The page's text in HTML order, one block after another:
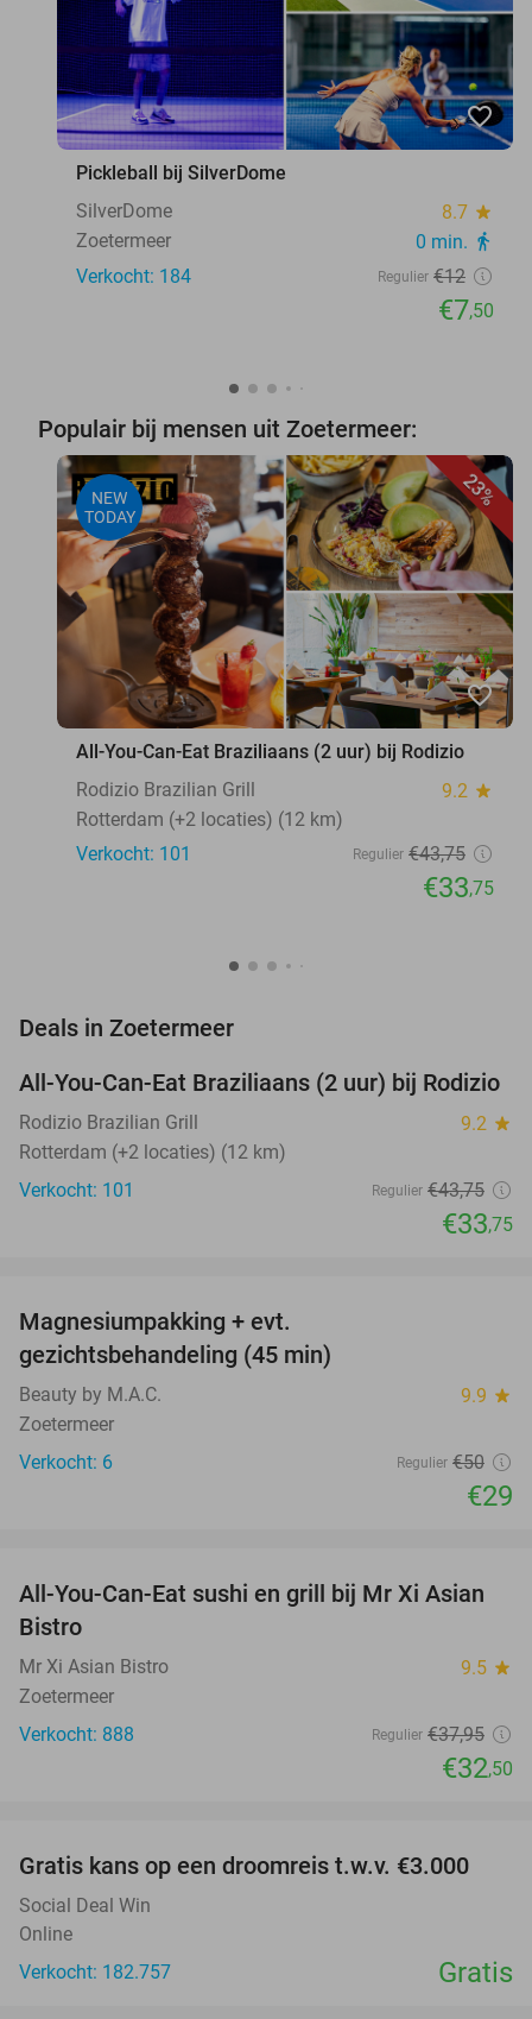
favorite_border
Pickleball bij SilverDome
SilverDome
8.7 star
Zoetermeer 0 min. directions_walk
Verkocht: 184 Regulier €12
€7,50
Populair bij mensen uit Zoetermeer:
23%
NEW
TODAY
favorite_border
All-You-Can-Eat Braziliaans (2 uur) bij Rodizio
Rodizio Brazilian Grill
9.2 star
Rotterdam (+2 locaties) (12 km)
Verkocht: 101
Regulier €43,75
€33,75
Deals in Zoetermeer
23%
TODAY
All-You-Can-Eat Braziliaans (2 uur) bij Rodizio
Rodizio Brazilian Grill 9.2 star
Rotterdam (+2 locaties) (12 km)
Verkocht: 101
Regulier €43,75
€33,75
Magnesiumpakking + evt.
gezichtsbehandeling (45 min)
Beauty by M.A.C. 9.9 star
Zoetermeer
Verkocht: 6
Regulier €50
€29
14%
All-You-Can-Eat sushi en grill bij Mr Xi Asian
Bistro
Mr Xi Asian Bistro 9.5 star
Zoetermeer
Verkocht: 888
Regulier €37,95
€32,50
Gratis kans op een droomreis t.w.v. €3.000
Social Deal Win
Online
Verkocht: 182.757
Gratis